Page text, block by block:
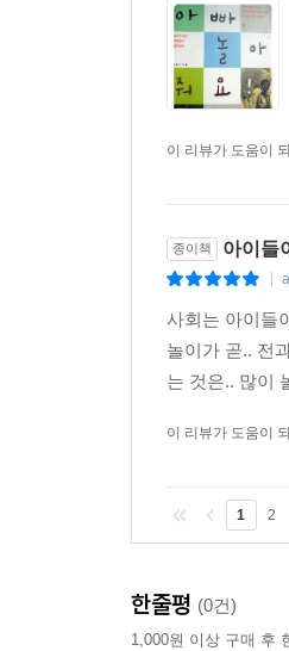
이 리뷰가 도움이
종이책 아이들
사회는 아이들
놀이가 곧.. 전
는 것은.. 많이
이 리뷰가 도움이
1 2
한줄평 (0건)
1,000원 이상 구매 후